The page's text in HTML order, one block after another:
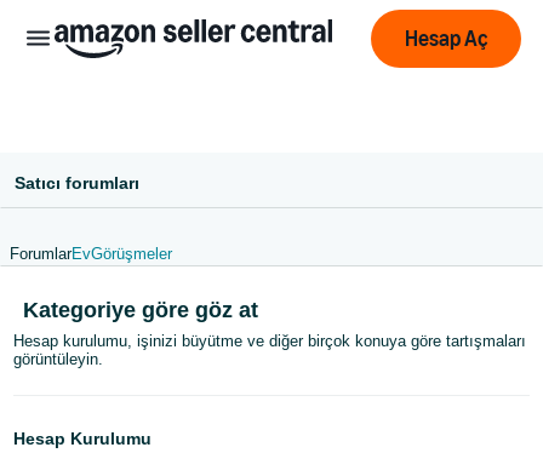
文
-
English
Hesap Aç
Satıcı forumları
ForumlarEvGörüşmeler
Kategoriye göre göz at
Hesap kurulumu, işinizi büyütme ve diğer birçok konuya göre tartışmaları
görüntüleyin.
Hesap Kurulumu